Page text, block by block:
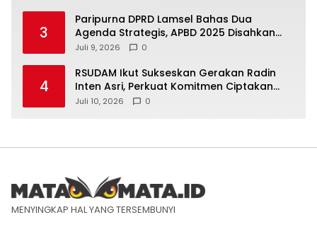
3
Paripurna DPRD Lamsel Bahas Dua
Agenda Strategis, APBD 2025 Disahkan
dan KUA-PPAS 2027 Disampaikan
Juli 9, 2026 0
4
RSUDAM Ikut Sukseskan Gerakan Radin
Inten Asri, Perkuat Komitmen Ciptakan
Lingkungan Sehat
Juli 10, 2026 0
MENYINGKAP HAL YANG TERSEMBUNYI